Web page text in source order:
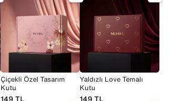
Çiçekli Özel Tasarım
Kutu
Yaldızlı Love Temalı
Kutu